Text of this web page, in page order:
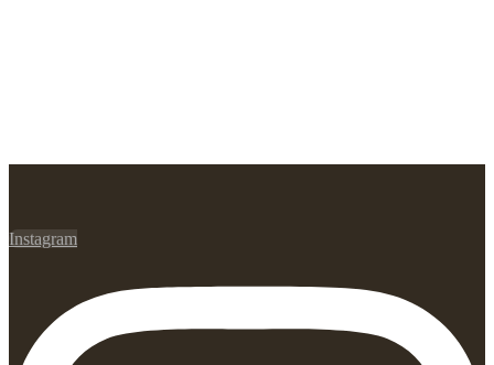
Instagram